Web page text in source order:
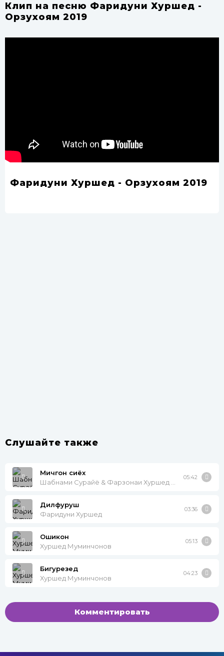
Клип на песню Фаридуни Хуршед -
Орзухоям 2019
Фаридуни Хуршед - Орзухоям 2019
Слушайте также
Мичгон сиёх
05:42
Дилфуруш
Фаридуни Хуршед
03:36
Ошикон
Хуршед Муминчонов
05:13
Бигурезед
Хуршед Муминчонов
04:23
Комментировать